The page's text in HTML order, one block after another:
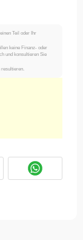
Teil oder Ihr
keine Finanz- oder
und konsultieren Sie